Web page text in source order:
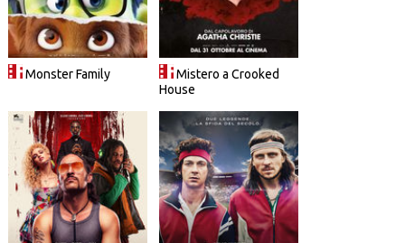
Monster Family
Mistero a Crooked
House